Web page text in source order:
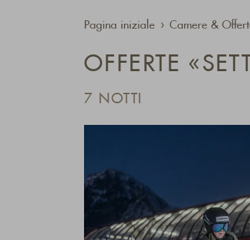
Pagina iniziale Camere &
OFFERTE
7 NOTTI